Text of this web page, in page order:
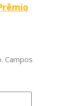
Campos